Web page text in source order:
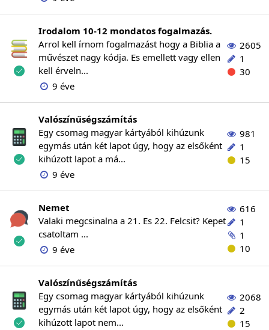
Irodalom 10-12 mondatos fogalmazás.
Arrol kell írnom fogalmazást hogy a Biblia a
művészet nagy kódja. Es emellett vagy ellen
kell érveln...
9 éve
2605
1
30
Valószínűségszámítás
Egy csomag magyar kártyából kihúzunk
egymás után két lapot úgy, hogy az elsőként
kihúzott lapot a má...
9 éve
981
1
15
Nemet
Valaki megcsinalna a 21. Es 22. Felcsit? Kepet
csatoltam ...
9 éve
616
1
1
10
Valószínűségszámítás
Egy csomag magyar kártyából kihúzunk
egymás után két lapot úgy, hogy az elsőként
kihúzott lapot nem...
2068
2
15